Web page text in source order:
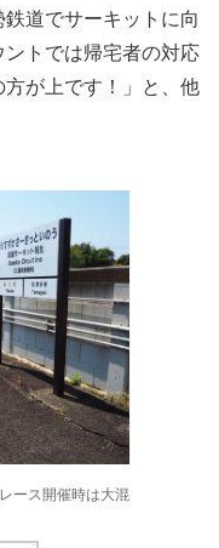
鉄道でサーキットに向
トでは帰宅者の対応
が上です！」と、他
ース開催時は大混